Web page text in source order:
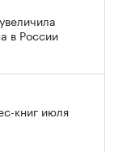
в России
книг июля